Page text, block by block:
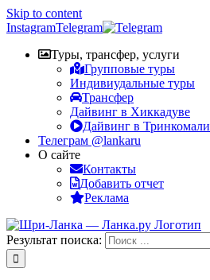
Skip to content
InstagramTelegram
Туры, трансфер, услуги
Групповые туры
Индивиудальные туры
Трансфер
Дайвинг в Хиккадуве
Дайвинг в Тринкомали
Телеграм @lankaru
О сайте
Контакты
Добавить отчет
Реклама
Результат поиска: